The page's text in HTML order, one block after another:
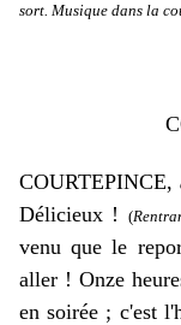
sort. Musique dans la
COURTEPINCE,
Délicieux !
(
venu que le
aller ! Onze
en soirée ; c'est